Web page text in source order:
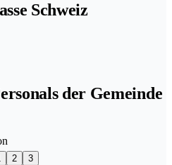
Schweiz
der Gemeinde
2 3